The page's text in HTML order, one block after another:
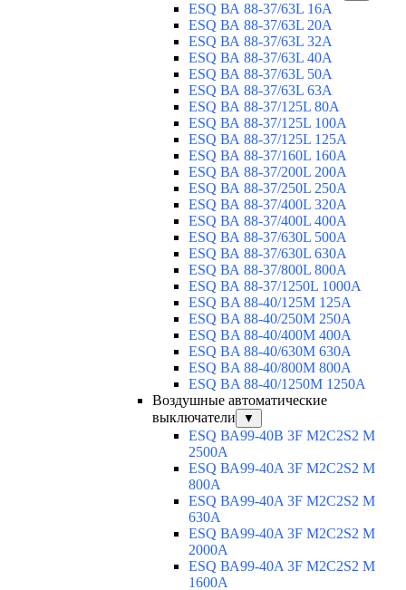
ESQ ВА 88-37/63L 16A
ESQ ВА 88-37/63L 20A
ESQ ВА 88-37/63L 32A
ESQ ВА 88-37/63L 40A
ESQ ВА 88-37/63L 50A
ESQ ВА 88-37/63L 63A
ESQ ВА 88-37/125L 80A
ESQ ВА 88-37/125L 100A
ESQ ВА 88-37/125L 125A
ESQ ВА 88-37/160L 160A
ESQ ВА 88-37/200L 200A
ESQ ВА 88-37/250L 250A
ESQ ВА 88-37/400L 320A
ESQ ВА 88-37/400L 400A
ESQ ВА 88-37/630L 500A
ESQ ВА 88-37/630L 630A
ESQ ВА 88-37/800L 800A
ESQ ВА 88-37/1250L 1000A
ESQ BA 88-40/125M 125A
ESQ BA 88-40/250M 250A
ESQ BA 88-40/400M 400A
ESQ BA 88-40/630М 630A
ESQ BA 88-40/800M 800A
ESQ BA 88-40/1250М 1250A
Воздушные автоматические
выключатели
▼
ESQ ВА99-40B 3F M2C2S2 M
2500A
ESQ ВА99-40A 3F M2C2S2 М
800A
ESQ ВА99-40A 3F M2C2S2 М
630A
ESQ ВА99-40A 3F M2C2S2 М
2000A
ESQ ВА99-40A 3F M2C2S2 М
1600A